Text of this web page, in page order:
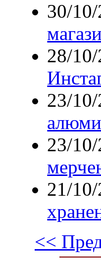
30/
28/
23/
23/
21/
<<